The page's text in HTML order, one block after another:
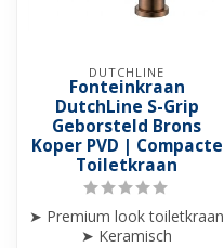
DUTCHLINE
Fonteinkraan
DutchLine S-Grip
Geborsteld Brons
Koper PVD | Compacte
Toiletkraan
➤ Premium look toiletkraan
➤ Keramisch